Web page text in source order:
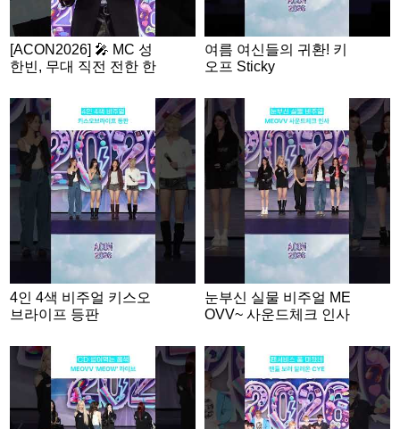
[ACON2026] 🎤 MC 성
한빈, 무대 직전 전한 한
여름 여신들의 귀환! 키
오프 Sticky
4인 4색 비주얼 키스오
브라이프 등판
눈부신 실물 비주얼 ME
OVV~ 사운드체크 인사